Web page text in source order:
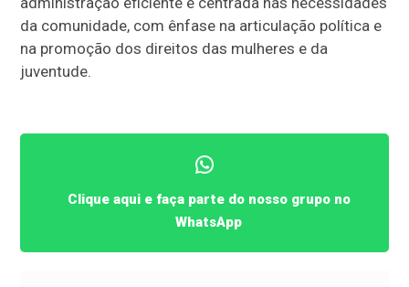
da comunidade, com ênfase na articulação política e
na promoção dos direitos das mulheres e da
juventude.
Clique aqui e faça parte do nosso grupo no
WhatsApp